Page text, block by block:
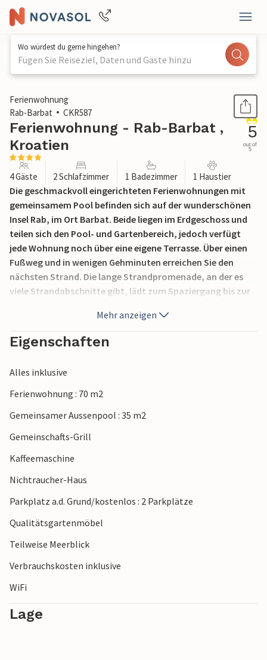
Wo würdest du gerne hingehen?
Fügen Sie Reiseziel, Daten und Gäste hinzu
1 / 38
Ferienwohnung
Rab-Barbat
CKR587
Ferienwohnung - Rab-Barbat ,
Kroatien
5
out of
5
4 Gäste 2 Schlafzimmer 1 Badezimmer 1 Haustier
Die geschmackvoll eingerichteten Ferienwohnungen mit
gemeinsamem Pool befinden sich auf der wunderschönen
Insel Rab, im Ort Barbat. Beide liegen im Erdgeschoss und
teilen sich den Pool- und Gartenbereich, jedoch verfügt
jede Wohnung noch über eine eigene Terrasse. Über einen
Fußweg und in wenigen Gehminuten erreichen Sie den
nächsten Strand. Die lange Strandpromenade, an der es
viele Strandabschnitte gibt, lädt zum Spaziergang bis zur
Tagesausflug zum Paradiesstrand im Ort Lopar oder
Bootsfahrten zu versteckten Buchten entlang der Insel.
Mehr anzeigen
Eigenschaften
Alles inklusive
Ferienwohnung : 70 m2
Gemeinsamer Aussenpool : 35 m2
Gemeinschafts-Grill
Kaffeemaschine
Nichtraucher-Haus
Parkplatz a.d. Grund/kostenlos : 2 Parkplätze
Qualitätsgartenmöbel
Teilweise Meerblick
Verbrauchskosten inklusive
WiFi
Lage